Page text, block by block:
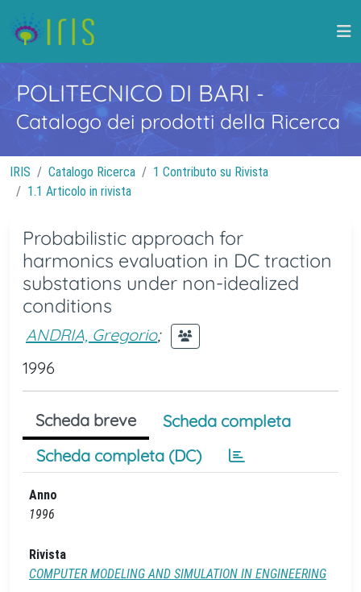
POLITECNICO DI BARI -
Catalogo dei prodotti della Ricerca
IRIS Catalogo Ricerca
1 Contributo su Rivista
1.1 Articolo in rivista
Probabilistic approach for
harmonics evaluation in DC traction
substations under non-idealized
conditions
ANDRIA, Gregorio;
1996
Scheda breve
Scheda completa
Scheda completa (DC)
Anno
1996
Rivista
COMPUTER MODELING AND SIMULATION IN ENGINEERING